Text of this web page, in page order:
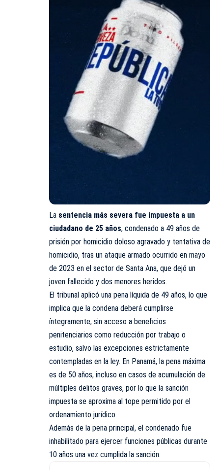
La sentencia más severa fue impuesta a un
ciudadano de 25 años, condenado a 49 años de
prisión por homicidio doloso agravado y tentativa de
homicidio, tras un ataque armado ocurrido en mayo
de 2023 en el sector de Santa Ana, que dejó un
joven fallecido y dos menores heridos.
El tribunal aplicó una pena líquida de 49 años, lo que
implica que la condena deberá cumplirse
íntegramente, sin acceso a beneficios
penitenciarios como reducción por trabajo o
estudio, salvo las excepciones estrictamente
contempladas en la ley. En Panamá, la pena máxima
es de 50 años, incluso en casos de acumulación de
múltiples delitos graves, por lo que la sanción
impuesta se aproxima al tope permitido por el
ordenamiento jurídico.
Además de la pena principal, el condenado fue
inhabilitado para ejercer funciones públicas durante
10 años una vez cumplida la sanción.